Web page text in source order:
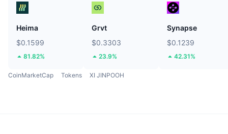
Heima
$0.1599
81.82%
Grvt
$0.3303
23.9%
Synapse
$0.1239
42.31%
CoinMarketCap Tokens XI JINPOOH